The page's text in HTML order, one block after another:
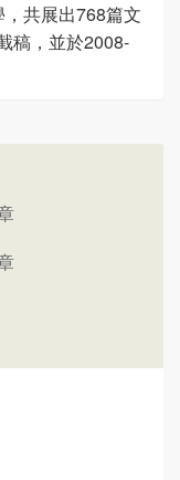
共展出768篇文
稿，並於2008-